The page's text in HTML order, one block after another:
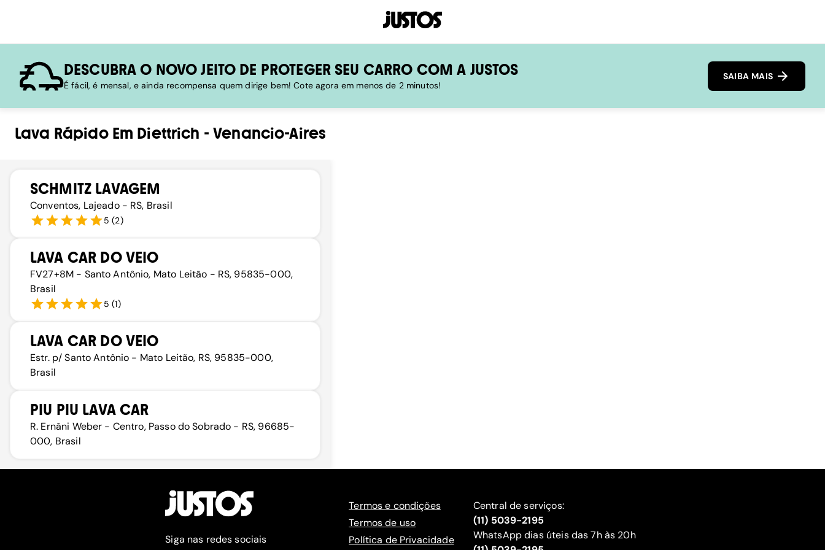
DESCUBRA O NOVO JEITO DE PROTEGER SEU CARRO COM A JUSTOS
É fácil, é mensal, e ainda recompensa quem dirige bem! Cote agora em menos de 2 minutos!
SAIBA MAIS
Lava RápidoEm Diettrich -Venancio-Aires
SCHMITZ LAVAGEM
Conventos, Lajeado - RS, Brasil
5 (2)
LAVA CAR DO VEIO
FV27+8M - Santo Antônio, Mato Leitão - RS, 95835-000,
Brasil
5 (1)
LAVA CAR DO VEIO
Estr. p/ Santo Antônio - Mato Leitão, RS, 95835-000,
Brasil
PIU PIU LAVA CAR
R. Ernâni Weber - Centro, Passo do Sobrado - RS, 96685-
000, Brasil
Siga nas redes sociais
Termos e condições
Termos de uso
Política de Privacidade
Central de serviços:
(11) 5039-2195
WhatsApp dias úteis das 7h às 20h